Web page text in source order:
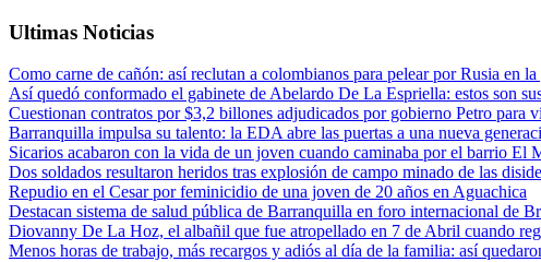
Ultimas Noticias
Como carne de cañón: así reclutan a colombianos para pelear por Rusia en
Así quedó conformado el gabinete de Abelardo De La Espriella: estos son
Cuestionan contratos por $3,2 billones adjudicados por gobierno Petro para
Barranquilla impulsa su talento: la EDA abre las puertas a una nueva
Sicarios acabaron con la vida de un joven cuando caminaba por el barrio El
Dos soldados resultaron heridos tras explosión de campo minado de las
Repudio en el Cesar por feminicidio de una joven de 20 años en Aguachica
Destacan sistema de salud pública de Barranquilla en foro internacional de
Diovanny De La Hoz, el albañil que fue atropellado en 7 de Abril cuando
Menos horas de trabajo, más recargos y adiós al día de la familia: así